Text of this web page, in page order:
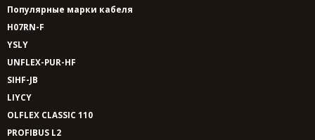
Популярные марки кабеля
H07RN-F
YSLY
UNFLEX-PUR-HF
SIHF-JB
LIYCY
OLFLEX CLASSIC 110
PROFIBUS L2